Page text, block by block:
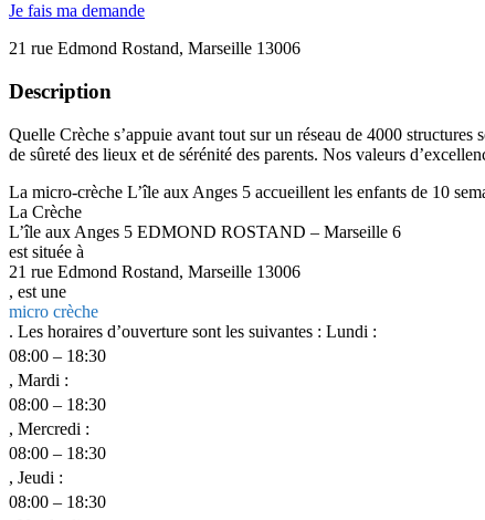
Je fais ma demande
21 rue Edmond Rostand, Marseille 13006
Description
Quelle Crèche s’appuie avant tout sur un réseau de 4000 structures
de sûreté des lieux et de sérénité des parents. Nos valeurs
La micro-crèche L’île aux Anges 5 accueillent les enfants de 10
La Crèche
L’île aux Anges 5 EDMOND ROSTAND – Marseille 6
est située à
21 rue Edmond Rostand, Marseille 13006
, est une
micro crèche
. Les horaires d’ouverture sont les suivantes : Lundi :
08:00 – 18:30
, Mardi :
08:00 – 18:30
, Mercredi :
08:00 – 18:30
, Jeudi :
08:00 – 18:30